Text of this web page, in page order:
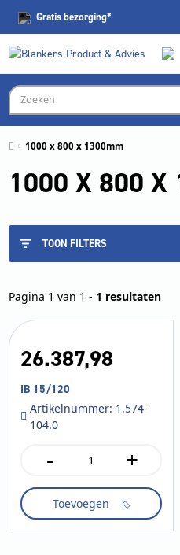
Gratisbezorging*
1000 x 800 x 1300mm
1000 X 800 X
TOON FILTERS
Pagina 1 van 1 - 1 resultaten
26.387,98
IB 15/120
Artikelnummer: 1.574-
104.0
-
aantal
+
Toevoegen